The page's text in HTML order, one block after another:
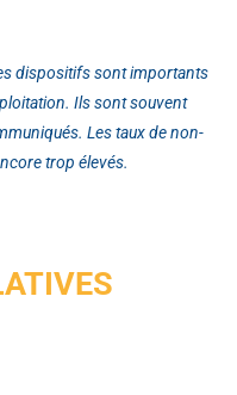
dispositifs sont importants
Ils sont souvent
Les taux de non-
trop élevés.